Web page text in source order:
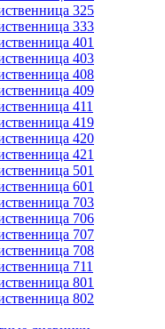
325
333
401
403
408
409
411
419
420
421
501
601
703
706
707
708
711
801
802